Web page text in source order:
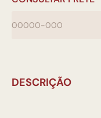
DESCRIÇÃO